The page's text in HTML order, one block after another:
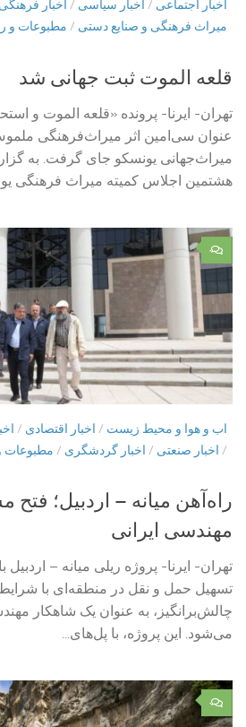
اخبار اجتماعی / اخبار سیاسی / اخبار فرهنگی
میراث فرهنگی و صنایع دستی / مطبوعات و
قلعه الموت ثبت جهانی شد
تهران- ایرنا- پرونده «قلعه الموت و
عنوان سی‌امین اثر میراث‌فرهنگی
میراث‌جهانی یونسکو جای گرفت. به
هشتمین اجلاس کمیته میراث فرهنگی
۰
اب و هوا و محیط زیست / اخبار اقتصادی /
/ اخبار صنعتی / اخبار گردشگری / مطبوعات
راه‌آهن میانه – اردبیل؛
مهندسی ایرانی
تهران- ایرنا- پروژه ریلی میانه –
تسهیل حمل و نقل در منطقه‌ای با شرایط
چالش‌برانگیز، به عنوان یک شاهکار
می‌شود. این پروژه، با پل‌های...
۰